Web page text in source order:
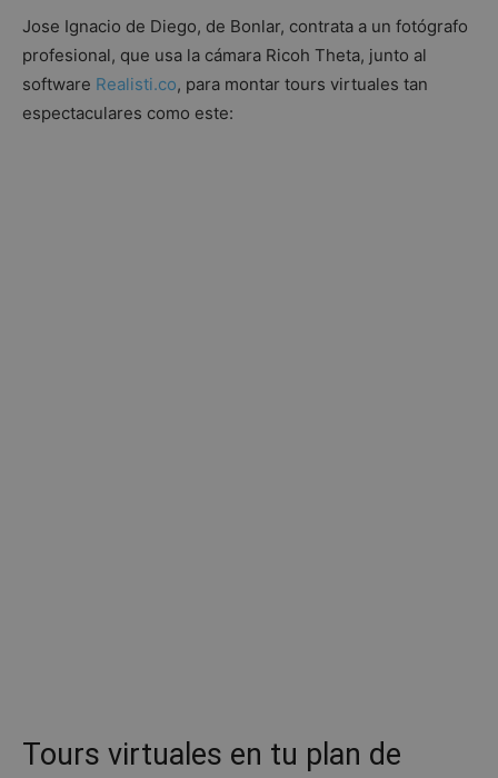
Jose Ignacio de Diego, de Bonlar, contrata a un fotógrafo
profesional, que usa la cámara Ricoh Theta, junto al
software Realisti.co, para montar tours virtuales tan
espectaculares como este:
Tours virtuales en tu plan de